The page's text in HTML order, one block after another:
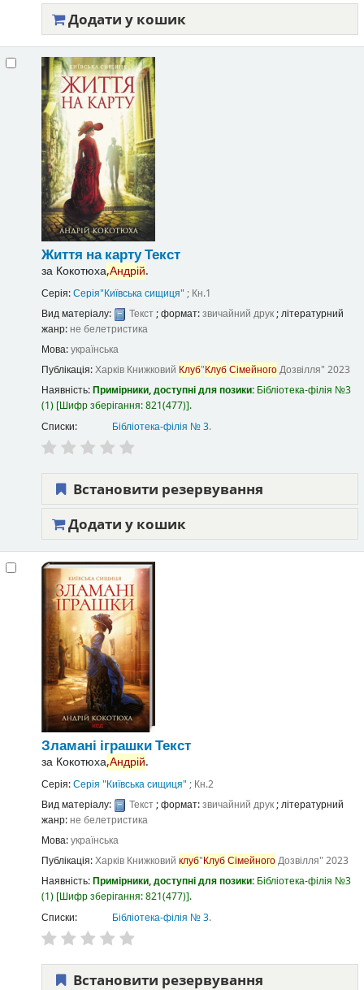
Додати у кошик
Життя на картуТекст
за Кокотюха,Андрій.
Серія:Серія"Київська сищиця" ; Кн.1
Вид матеріалу:
Текст; формат:звичайний друк; літературний
жанр: не белетристика
Мова:українська
Публікація:Харків Книжковий Клуб"КлубСімейногоДозвілля" 2023
Наявність:Примірники, доступні для позики: Бібліотека-філія №3
(1) Шифр зберігання:821(477) .
Списки:
Бібліотека-філія № 3.
Встановити резервування
Додати у кошик
Зламані іграшкиТекст
за Кокотюха,Андрій.
Серія:Серія "Київська сищиця" ; Кн.2
Вид матеріалу:
Текст; формат:звичайний друк; літературний
жанр:не белетристика
Мова:українська
Публікація:Харків Книжковий клуб"КлубСімейногоДозвілля" 2023
Наявність:Примірники, доступні для позики: Бібліотека-філія №3
(1) Шифр зберігання:821(477) .
Списки:
Бібліотека-філія № 3.
Встановити резервування